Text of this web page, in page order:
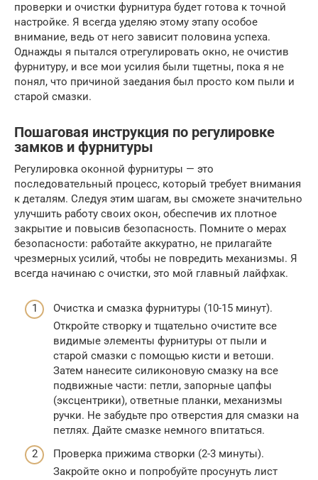
проверки и очистки фурнитура будет готова к точной
настройке. Я всегда уделяю этому этапу особое
внимание, ведь от него зависит половина успеха.
Однажды я пытался отрегулировать окно, не очистив
фурнитуру, и все мои усилия были тщетны, пока я не
понял, что причиной заедания был просто ком пыли и
старой смазки.
Пошаговая инструкция по регулировке
замков и фурнитуры
Регулировка оконной фурнитуры — это
последовательный процесс, который требует внимания
к деталям. Следуя этим шагам, вы сможете значительно
улучшить работу своих окон, обеспечив их плотное
закрытие и повысив безопасность. Помните о мерах
безопасности: работайте аккуратно, не прилагайте
чрезмерных усилий, чтобы не повредить механизмы. Я
всегда начинаю с очистки, это мой главный лайфхак.
Очистка и смазка фурнитуры (10-15 минут).
Откройте створку и тщательно очистите все
видимые элементы фурнитуры от пыли и
старой смазки с помощью кисти и ветоши.
Затем нанесите силиконовую смазку на все
подвижные части: петли, запорные цапфы
(эксцентрики), ответные планки, механизмы
ручки. Не забудьте про отверстия для смазки на
петлях. Дайте смазке немного впитаться.
Проверка прижима створки (2-3 минуты).
Закройте окно и попробуйте просунуть лист